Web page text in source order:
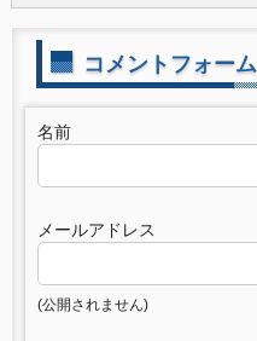
コメントフォーム
名前
メールアドレス
(公開されません)